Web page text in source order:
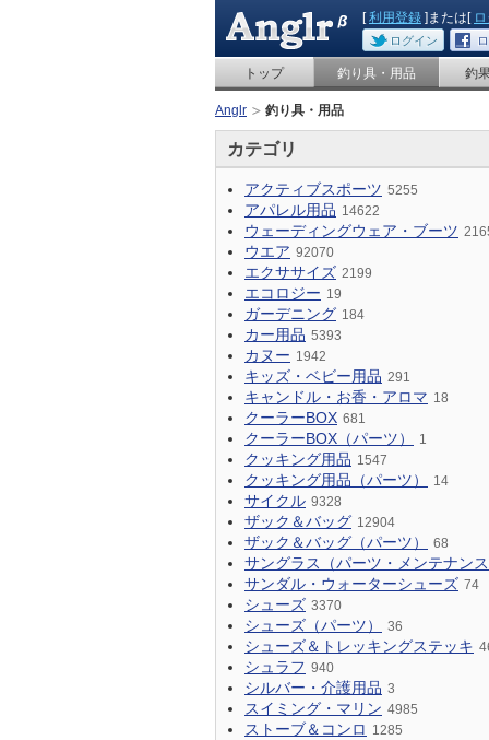
[利用登録 ]または[
ログイン
トップ 釣り具・用品 釣
Anglr 釣り具・用品
カテゴリ
アクティブスポーツ 5255
アパレル用品 14622
ウェーディングウェア・ブーツ
ウエア 92070
エクササイズ 2199
エコロジー 19
ガーデニング 184
カー用品 5393
カヌー 1942
キッズ・ベビー用品 291
キャンドル・お香・アロマ 18
クーラーBOX 681
クーラーBOX（パーツ） 1
クッキング用品 1547
クッキング用品（パーツ） 14
サイクル 9328
ザック＆バッグ 12904
ザック＆バッグ（パーツ） 68
サングラス（パーツ・メンテナン
サンダル・ウォーターシューズ 74
シューズ 3370
シューズ（パーツ） 36
シューズ＆トレッキングステッキ
シュラフ 940
シルバー・介護用品 3
スイミング・マリン 4985
ストーブ＆コンロ 1285